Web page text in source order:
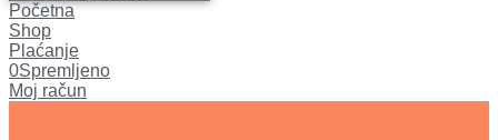
Početna
Shop
Plaćanje
0Spremljeno
Moj račun